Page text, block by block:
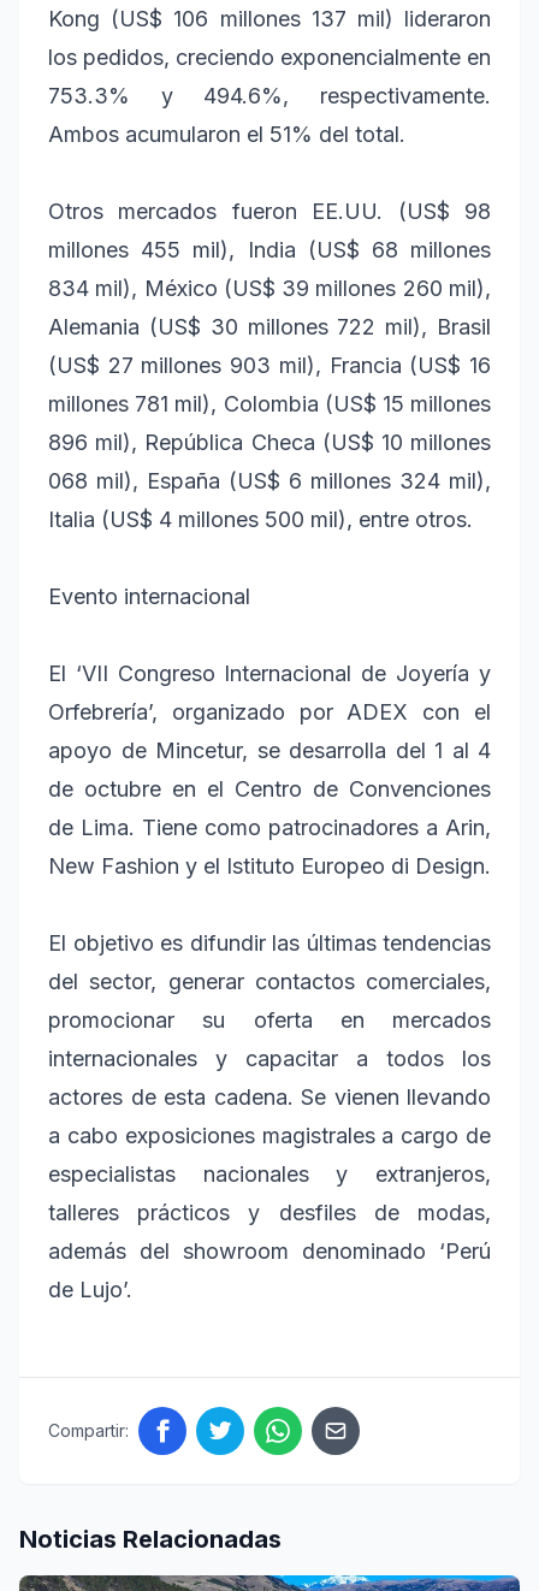
Kong (US$ 106 millones 137 mil) lideraron
los pedidos, creciendo exponencialmente en
753.3% y 494.6%, respectivamente.
Ambos acumularon el 51% del total.
Otros mercados fueron EE.UU. (US$ 98
millones 455 mil), India (US$ 68 millones
834 mil), México (US$ 39 millones 260 mil),
Alemania (US$ 30 millones 722 mil), Brasil
(US$ 27 millones 903 mil), Francia (US$ 16
millones 781 mil), Colombia (US$ 15 millones
896 mil), República Checa (US$ 10 millones
068 mil), España (US$ 6 millones 324 mil),
Italia (US$ 4 millones 500 mil), entre otros.
Evento internacional
El ‘VII Congreso Internacional de Joyería y
Orfebrería’, organizado por ADEX con el
apoyo de Mincetur, se desarrolla del 1 al 4
de octubre en el Centro de Convenciones
de Lima. Tiene como patrocinadores a Arin,
New Fashion y el Istituto Europeo di Design.
El objetivo es difundir las últimas tendencias
del sector, generar contactos comerciales,
promocionar su oferta en mercados
internacionales y capacitar a todos los
actores de esta cadena. Se vienen llevando
a cabo exposiciones magistrales a cargo de
especialistas nacionales y extranjeros,
talleres prácticos y desfiles de modas,
además del showroom denominado ‘Perú
de Lujo’.
Compartir:
Noticias Relacionadas